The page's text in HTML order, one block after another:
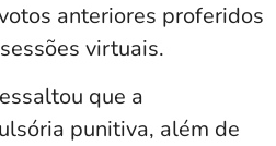
anteriores proferidos
virtuais.
que a
punitiva, além de